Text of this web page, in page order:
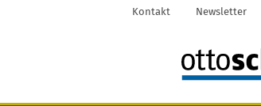
Kontakt Newsletter